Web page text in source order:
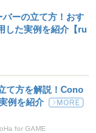
バーの立て方！おす
した実例を紹介【ru
て方を解説！Cono
例を紹介
for GAME